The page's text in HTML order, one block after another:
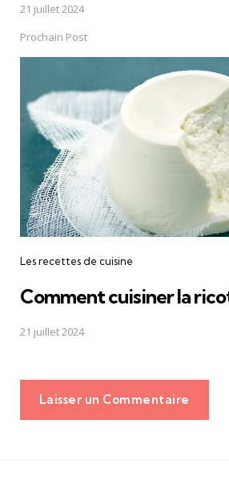
21 juillet 2024
Prochain Post
Les recettes de cuisine
Comment cuisiner la
21 juillet 2024
Laisser un Commentaire